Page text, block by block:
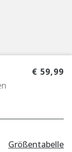
€ 59,99
Größentabelle